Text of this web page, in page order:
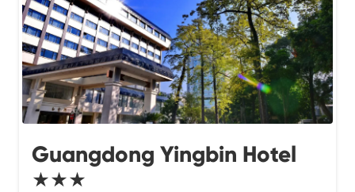
Guangdong Yingbin Hotel
★★★